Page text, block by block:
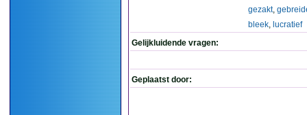
gezakt,
bleek, lucratief
Gelijkluidende vragen:
Geplaatst door: